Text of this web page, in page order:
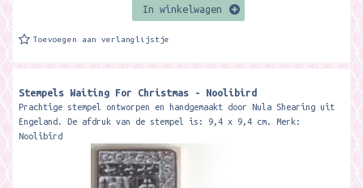
In winkelwagen
Toevoegen aan verlanglijstje
Stempels Waiting For Christmas - Noolibird
Prachtige stempel ontworpen en handgemaakt door Nula Shearing uit
Engeland. De afdruk van de stempel is: 9,4 x 9,4 cm. Merk:
Noolibird